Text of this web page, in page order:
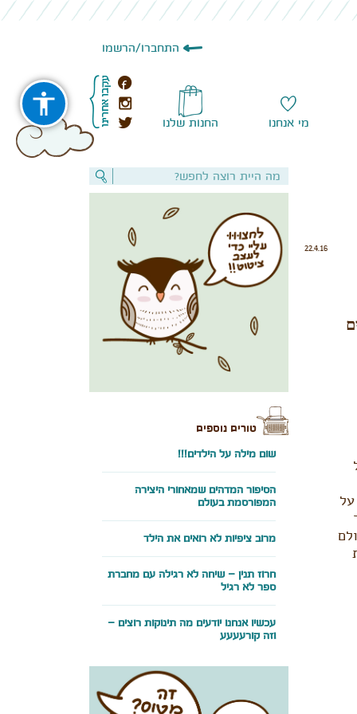
התחברו/הרשמו
מי אנחנו החנות שלנו
טורים נוספים
שום מילה על הילדים!!!
הסיפור המדהים שמאחורי היצירה
המפורסמת בעולם
מרוב ציפיות לא רואים את הילד
חרוז תנין – שיחה לא רגילה עם מחברת
ספר לא רגיל
עכשיו אנחנו יודעים מה תינוקות רוצים –
וזה קורעעעע
22.4.16